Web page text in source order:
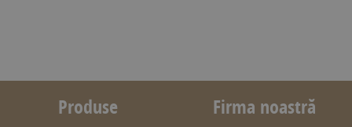
Produse Firma noastră